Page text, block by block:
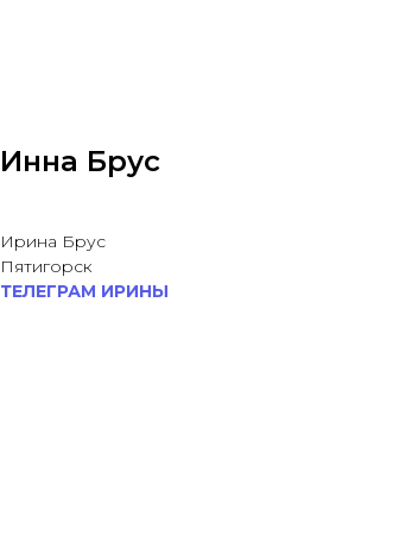
Инна Брус
Ирина Брус
Пятигорск
ТЕЛЕГРАМ ИРИНЫ